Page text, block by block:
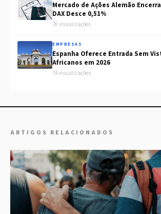
Mercado de Ações Alemão
DAX Desce 0,51%
78 visualizações
EMPRESAS
Espanha Oferece Entrada Sem
Africanos em 2026
74 visualizações
ARTIGOS RELACIONADOS